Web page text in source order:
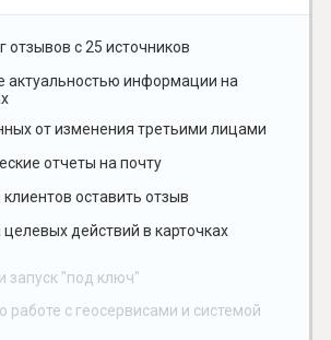
отзывов с 25 источников
актуальностью информации на
от изменения третьими лицами
отчеты на почту
оставить отзыв
целевых действий в карточках
запуск "под ключ"
работе с геосервисами и системой